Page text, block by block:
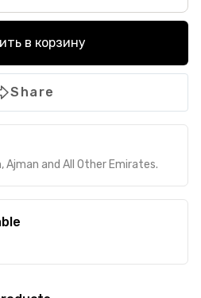
в корзину
Share
Ajman and All Other Emirates.